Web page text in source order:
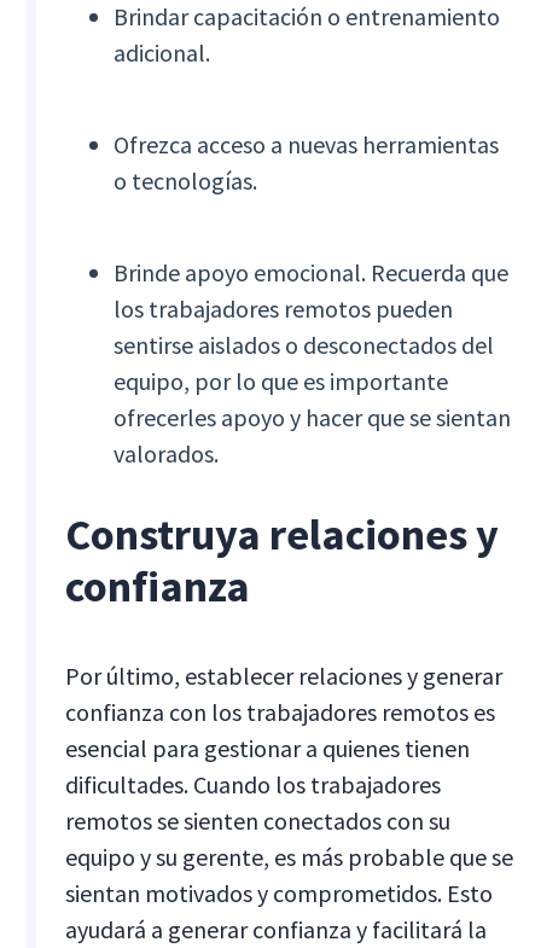
Brindar capacitación o entrenamiento
adicional.
Ofrezca acceso a nuevas herramientas
o tecnologías.
Brinde apoyo emocional. Recuerda que
los trabajadores remotos pueden
sentirse aislados o desconectados del
equipo, por lo que es importante
ofrecerles apoyo y hacer que se sientan
valorados.
Construya relaciones y
confianza
Por último, establecer relaciones y generar
confianza con los trabajadores remotos es
esencial para gestionar a quienes tienen
dificultades. Cuando los trabajadores
remotos se sienten conectados con su
equipo y su gerente, es más probable que se
sientan motivados y comprometidos. Esto
ayudará a generar confianza y facilitará la